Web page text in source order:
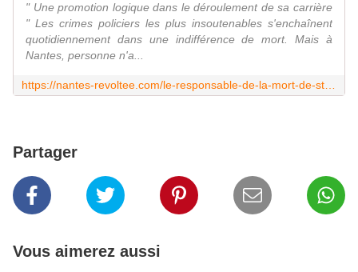
" Une promotion logique dans le déroulement de sa carrière
" Les crimes policiers les plus insoutenables s'enchaînent
quotidiennement dans une indifférence de mort. Mais à
Nantes, personne n'a...
Partager
Vous aimerez aussi